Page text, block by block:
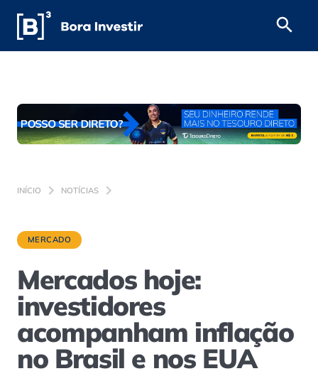
INÍCIO NOTÍCIAS
MERCADO
Mercados hoje:
investidores
acompanham inflação
no Brasil e nos EUA